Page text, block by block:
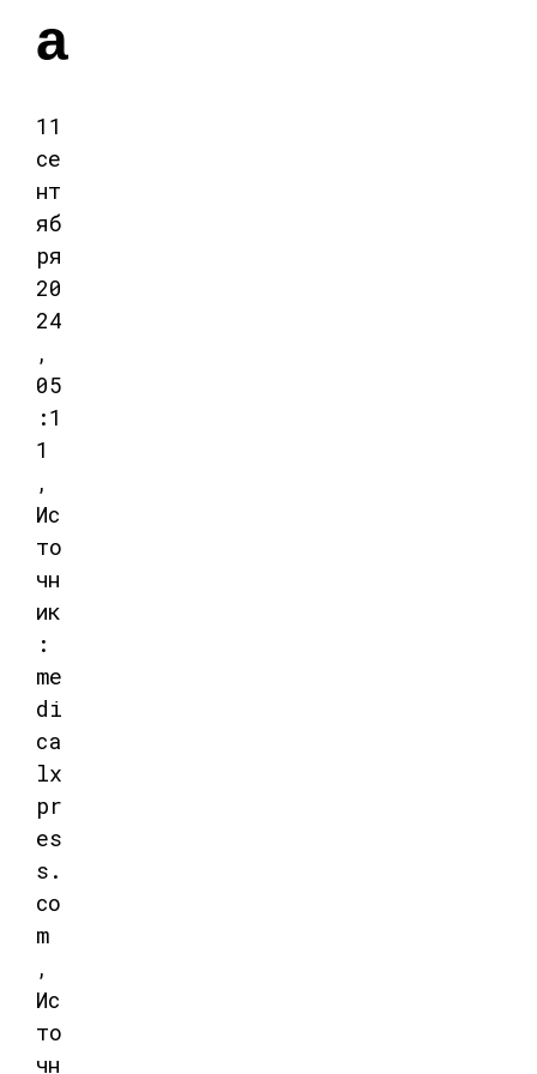
а
11
се
нт
яб
ря
20
24
,
05
:1
1
,
Ис
то
чн
ик
:
me
di
ca
lx
pr
es
s.
co
m
,
Ис
то
чн